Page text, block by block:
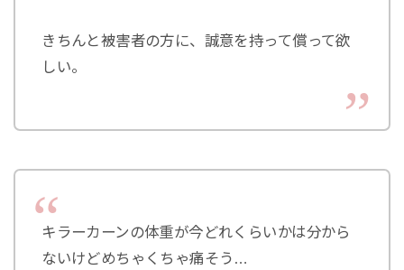
きちんと被害者の方に、誠意を持って償って欲
しい。
キラーカーンの体重が今どれくらいかは分から
ないけどめちゃくちゃ痛そう…